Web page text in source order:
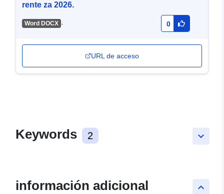
rente za 2026.
Word DOCX - 0
URL de acceso
keyboard_arrow_down
Keywords 2
keyboard_arrow_up
información adicional